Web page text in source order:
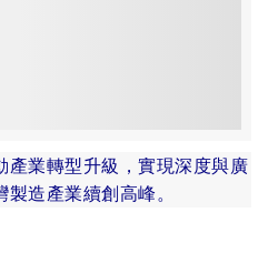
產業轉型升級，實現深度與廣
造產業續創高峰。